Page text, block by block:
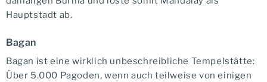
Hauptstadt ab.
Bagan
Bagan ist eine wirklich unbeschreibliche Tempelstätte:
Über 5.000 Pagoden, wenn auch teilweise von einigen